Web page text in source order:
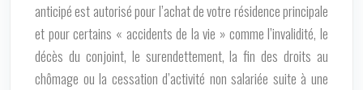
anticipé est autorisé pour l’achat de votre résidence principale
et pour certains « accidents de la vie » comme l’invalidité, le
décès du conjoint, le surendettement, la fin des droits au
chômage ou la cessation d’activité non salariée suite à une